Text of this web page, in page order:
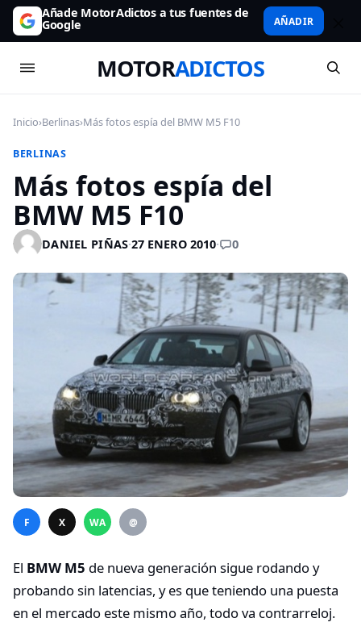
Añade MotorAdictos a tus fuentes de
Google AÑADIR
MOTORADICTOS
Inicio›Berlinas›Más fotos espía del BMW M5 F10
BERLINAS
Más fotos espía del
BMW M5 F10
DANIEL PIÑAS·27 ENERO 2010· 0
F X WA @
El BMW M5 de nueva generación sigue rodando y
probando sin latencias, y es que teniendo una puesta
en el mercado este mismo año, todo va contrarreloj.